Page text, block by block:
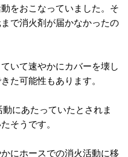
をおこなっていました。そ
で消火剤が届かなかったの
いて速やかにカバーを壊し
た可能性もあります。
にあたっていたとされま
そうです。
にホースでの消火活動に移